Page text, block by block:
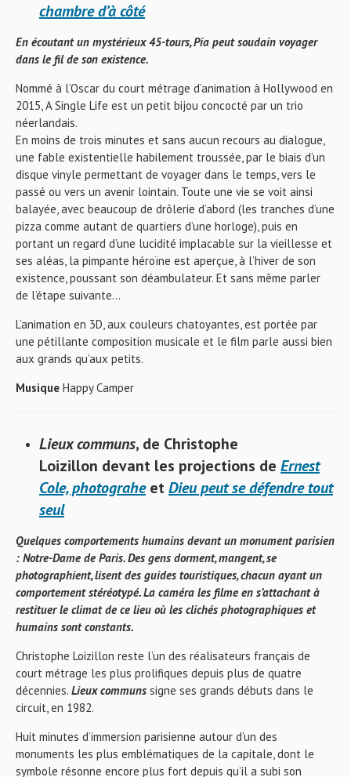
chambre d’à côté
En écoutant un mystérieux 45-tours, Pia peut soudain voyager
dans le fil de son existence.
Nommé à l’Oscar du court métrage d’animation à Hollywood en
2015, A Single Life est un petit bijou concocté par un trio
néerlandais.
En moins de trois minutes et sans aucun recours au dialogue,
une fable existentielle habilement troussée, par le biais d’un
disque vinyle permettant de voyager dans le temps, vers le
passé ou vers un avenir lointain. Toute une vie se voit ainsi
balayée, avec beaucoup de drôlerie d’abord (les tranches d’une
pizza comme autant de quartiers d’une horloge), puis en
portant un regard d’une lucidité implacable sur la vieillesse et
ses aléas, la pimpante héroïne est aperçue, à l’hiver de son
existence, poussant son déambulateur. Et sans même parler
de l’étape suivante…
L’animation en 3D, aux couleurs chatoyantes, est portée par
une pétillante composition musicale et le film parle aussi bien
aux grands qu’aux petits.
Musique Happy Camper
Lieux communs, de Christophe
Loizillon devant les projections de Ernest
Cole, photograheetDieu peut se défendre tout
seul
Quelques comportements humains devant un monument parisien
: Notre-Dame de Paris. Des gens dorment, mangent, se
photographient, lisent des guides touristiques, chacun ayant un
comportement stéréotypé. La caméra les filme en s’attachant à
restituer le climat de ce lieu où les clichés photographiques et
humains sont constants.
Christophe Loizillon reste l’un des réalisateurs français de
court métrage les plus prolifiques depuis plus de quatre
décennies. Lieux communs signe ses grands débuts dans le
circuit, en 1982.
Huit minutes d’immersion parisienne autour d’un des
monuments les plus emblématiques de la capitale, dont le
symbole résonne encore plus fort depuis qu’il a subi son